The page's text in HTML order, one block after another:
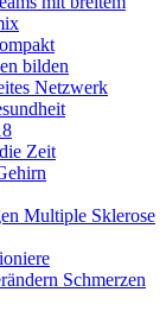
bilden
Netzwerk
Zeit
Multiple Sklerose
Schmerzen